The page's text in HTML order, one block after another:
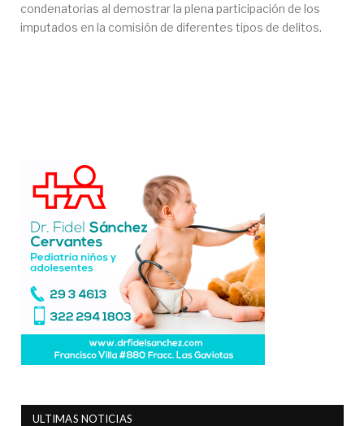
condenatorias al demostrar la plena participación de los
imputados en la comisión de diferentes tipos de delitos.
ULTIMAS NOTICIAS